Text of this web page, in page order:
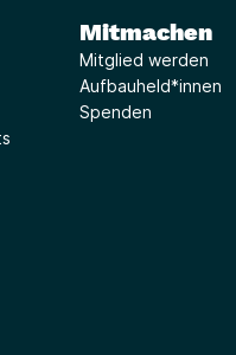
Mitmachen
Mitglied werden
Aufbauheld*innen
Spenden